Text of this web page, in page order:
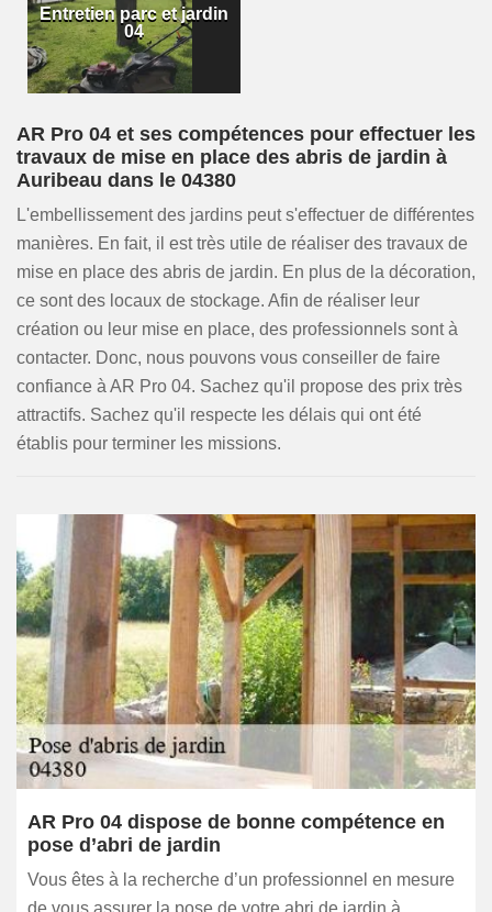
Entretien parc et jardin
04
AR Pro 04 et ses compétences pour effectuer les
travaux de mise en place des abris de jardin à
Auribeau dans le 04380
L'embellissement des jardins peut s'effectuer de différentes
manières. En fait, il est très utile de réaliser des travaux de
mise en place des abris de jardin. En plus de la décoration,
ce sont des locaux de stockage. Afin de réaliser leur
création ou leur mise en place, des professionnels sont à
contacter. Donc, nous pouvons vous conseiller de faire
confiance à AR Pro 04. Sachez qu'il propose des prix très
attractifs. Sachez qu'il respecte les délais qui ont été
établis pour terminer les missions.
AR Pro 04 dispose de bonne compétence en
pose d’abri de jardin
Vous êtes à la recherche d’un professionnel en mesure
de vous assurer la pose de votre abri de jardin à